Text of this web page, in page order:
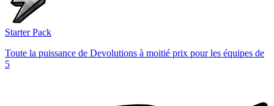
Starter Pack
Toute la puissance de Devolutions à moitié prix pour les équipes de
5